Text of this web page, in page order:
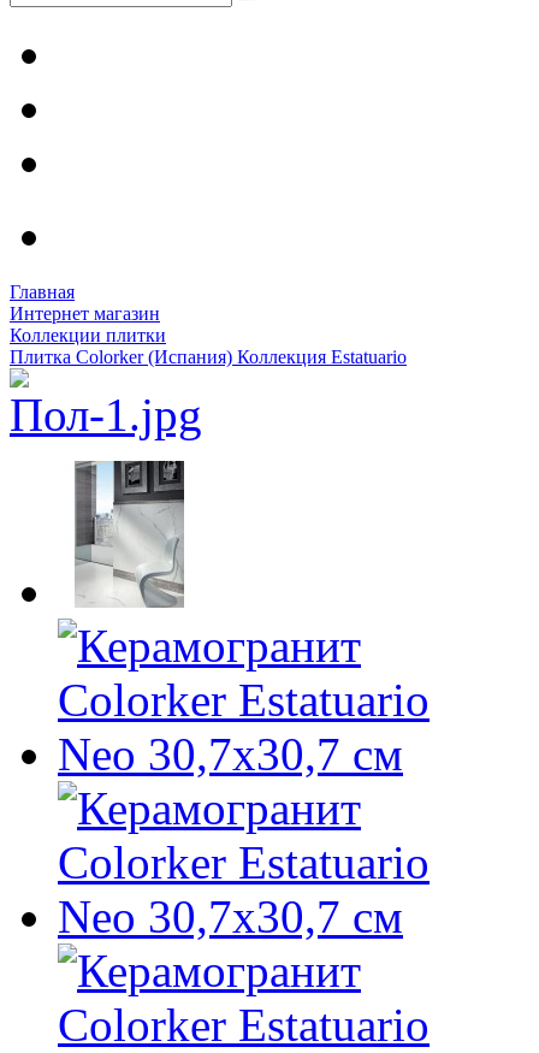
Главная
Интернет магазин
Коллекции плитки
Плитка Colorker (Испания) Коллекция Estatuario